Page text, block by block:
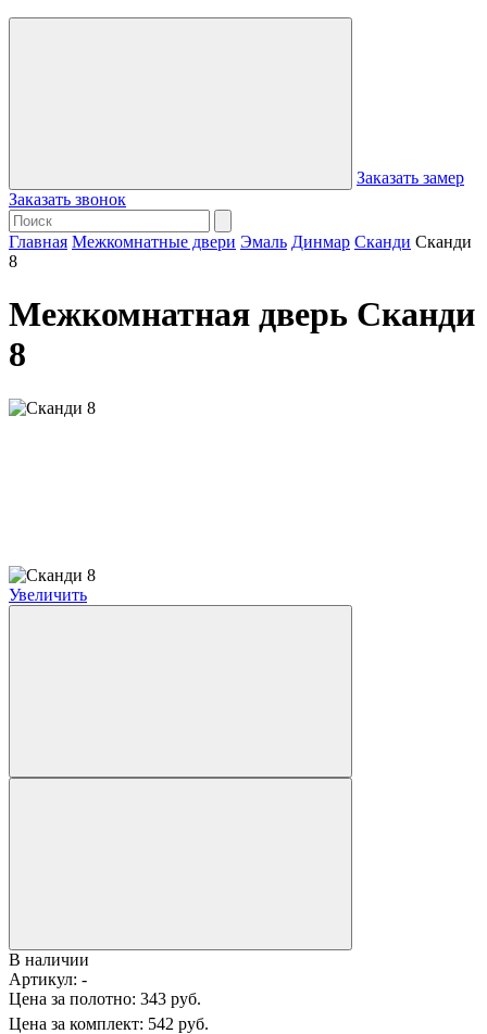
Заказать замер
Заказать звонок
Главная Межкомнатные двери Эмаль Динмар Сканди Сканди
8
Межкомнатная дверь Сканди
8
Увеличить
В наличии
Артикул: -
Цена за полотно: 343 руб.
Цена за комплект: 542 руб.